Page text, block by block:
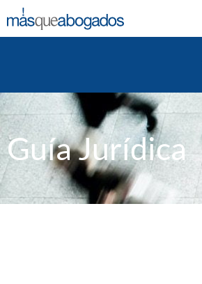
Guía Jurídica